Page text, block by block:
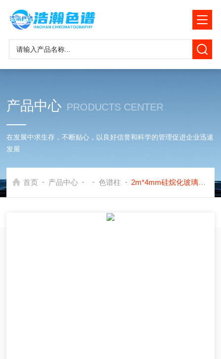
产品中心 PRODUCTS CENTER
在发展中求生存，不断贴心，以良好信誉和科学的管理促进企业迅速
发展
首页 - 产品中心 - - 色谱柱 - 2m*4mm硅烷化玻璃微球总烃色谱柱应用安捷伦7890